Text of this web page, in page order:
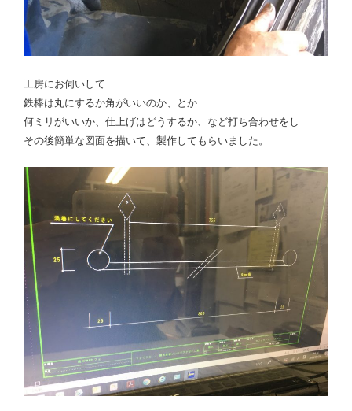
工房にお伺いして
鉄棒は丸にするか角がいいのか、とか
何ミリがいいか、仕上げはどうするか、など打ち合わせをし
その後簡単な図面を描いて、製作してもらいました。